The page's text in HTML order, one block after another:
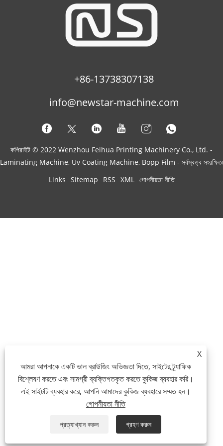
+86-13738307138
info@newstar-machine.com
কপিরাইট © 2022 Wenzhou Feihua Printing Machinery Co., Ltd. -
Laminating Machine, Uv Coating Machine, Bopp Film - সর্বস্বত্ব সংরক্ষিত৷
Links Sitemap RSS XML গোপনীয়তা নীতি
X
আমরা আপনাকে একটি ভাল ব্রাউজিং অভিজ্ঞতা দিতে, সাইটের ট্র্যাফিক
বিশ্লেষণ করতে এবং সামগ্রী ব্যক্তিগতকৃত করতে কুকিজ ব্যবহার করি।
এই সাইটটি ব্যবহার করে, আপনি আমাদের কুকিজ ব্যবহারে সম্মত হন।
গোপনীয়তা নীতি
প্রত্যাখ্যান করুন গ্রহণ করুন